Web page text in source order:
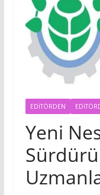
EDITÖRDEN
Yeni